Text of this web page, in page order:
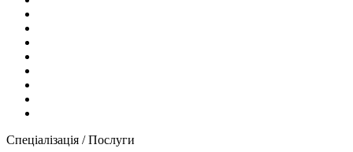
Спеціалізація / Послуги